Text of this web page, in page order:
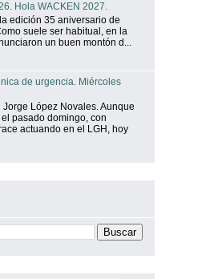
Hola WACKEN 2027.
edición 35 aniversario de
suele ser habitual, en la
un buen montón d...
de urgencia. Miércoles
López Novales. Aunque
pasado domingo, con
actuando en el LGH, hoy